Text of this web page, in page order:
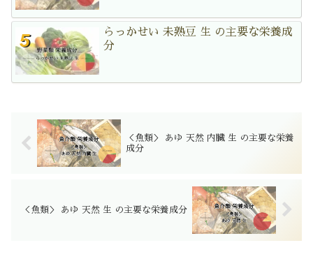
らっかせい 未熟豆 生 の主要な栄養成
分
＜魚類＞ あゆ 天然 内臓 生 の主要な栄養
成分
＜魚類＞ あゆ 天然 生 の主要な栄養成分